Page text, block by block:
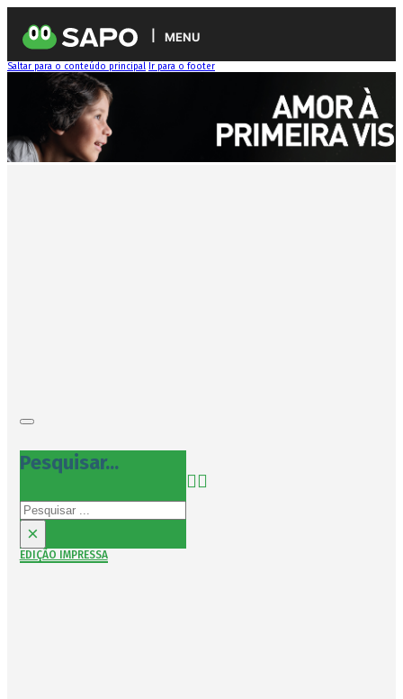
MENU
Saltar para o conteúdo principal Ir para o footer
Pesquisar...
Pesquisar
×
EDIÇÃO IMPRESSA